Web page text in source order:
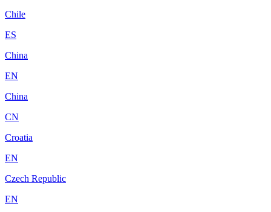
Chile
ES
China
EN
China
CN
Croatia
EN
Czech Republic
EN